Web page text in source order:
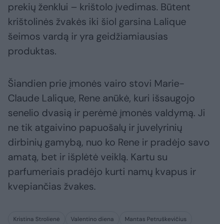
prekių ženklui – krištolo įvedimas. Būtent
krištolinės žvakės iki šiol garsina Lalique
šeimos vardą ir yra geidžiamiausias
produktas.
Šiandien prie įmonės vairo stovi Marie-
Claude Lalique, Rene anūkė, kuri išsaugojo
senelio dvasią ir perėmė įmonės valdymą. Ji
ne tik atgaivino papuošalų ir juvelyrinių
dirbinių gamybą, nuo ko Rene ir pradėjo savo
amatą, bet ir išplėtė veiklą. Kartu su
parfumeriais pradėjo kurti namų kvapus ir
kvepiančias žvakes.
Kristina Strolienė Valentino diena Mantas Petruškevičius